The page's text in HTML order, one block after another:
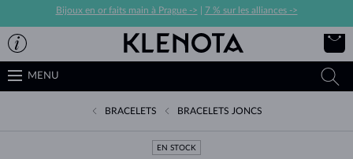
Bijoux en or faits main à Prague -> 7 % sur les alliances ->
MENU
BRACELETS BRACELETS JONCS
EN STOCK